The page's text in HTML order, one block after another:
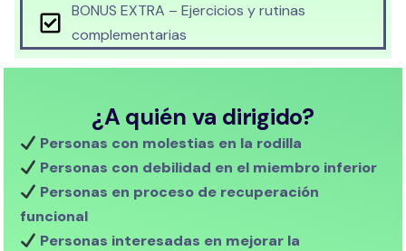
BONUS EXTRA – Ejercicios y rutinas
complementarias
¿A quién va dirigido?
Personas con molestias en la rodilla
Personas con debilidad en el miembro inferior
Personas en proceso de recuperación
funcional
Personas interesadas en mejorar la